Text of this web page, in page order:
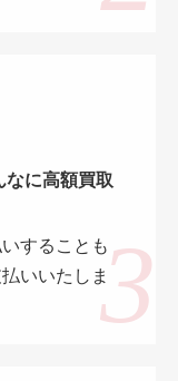
に高額買取
することも
いいたしま